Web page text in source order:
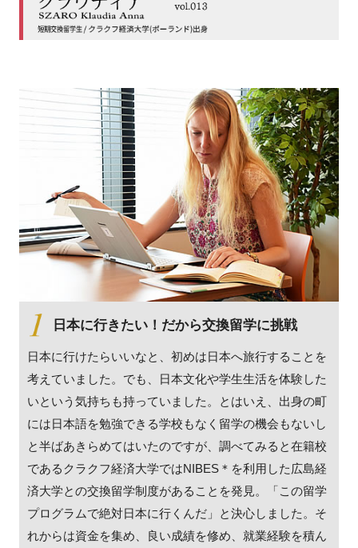
日本に行きたい！だから交換留学に挑戦
日本に行けたらいいなと、初めは日本へ旅行することを
考えていました。でも、日本文化や学生生活を体験した
いという気持ちも持っていました。とはいえ、出身の町
には日本語を勉強できる学校もなく留学の機会もないし
と半ばあきらめてはいたのですが、調べてみると在籍校
であるクラクフ経済大学ではNIBES＊を利用した広島経
済大学との交換留学制度があることを発見。「この留学
プログラムで絶対日本に行くんだ」と決心しました。そ
れからは資金を集め、良い成績を修め、就業経験を積ん